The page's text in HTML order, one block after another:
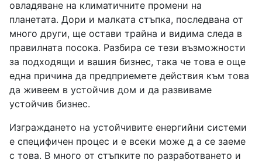
овладяване на климатичните промени на
планетата. Дори и малката стъпка, последвана от
много други, ще остави трайна и видима следа в
правилната посока. Разбира се тези възможности
за подходящи и вашия бизнес, така че това е още
една причина да предприемете действия към това
да живеем в устойчив дом и да развиваме
устойчив бизнес.
Изграждането на устойчивите енергийни системи
е специфичен процес и е всеки може д а се заеме
с това. В много от стъпките по разработването и